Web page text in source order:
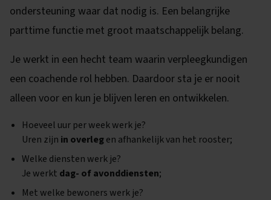
ondersteuning waar dat nodig is. Een belangrijke
parttime functie met groot maatschappelijk belang.
Je werkt in een hecht team waarin verpleegkundigen
een coachende rol hebben. Daardoor sta je er nooit
alleen voor en kun je blijven leren en ontwikkelen.
Hoeveel uur per week werk je?
Uren zijn in overlegen afhankelijk van het rooster;
Welke diensten werk je?
Je werkt dag- of avonddiensten;
Met welke bewoners werk je?